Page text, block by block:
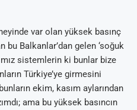
var olan yüksek basınç
Balkanlar’dan gelen ‘soğuk
sistemlerin ki bunlar bize
Türkiye’ye girmesini
ekim, kasım aylarından
ama bu yüksek basıncın